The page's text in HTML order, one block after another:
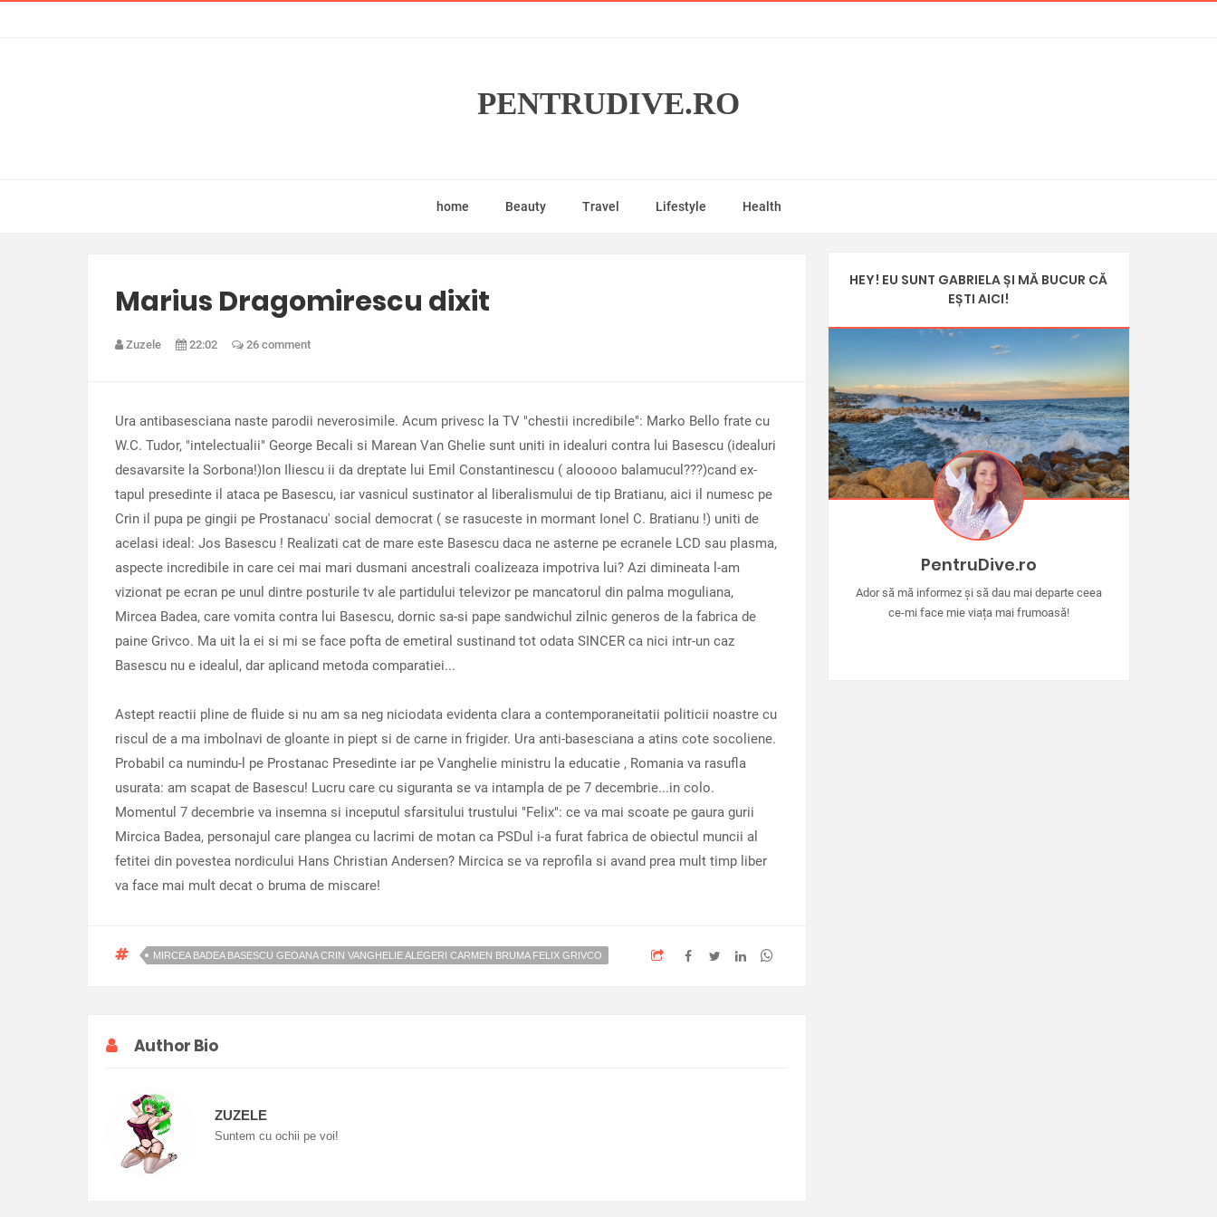
PENTRUDIVE.RO
home Beauty Travel Lifestyle Health
Marius Dragomirescu dixit
Zuzele 22:02 26 comment
Ura antibasesciana naste parodii neverosimile. Acum privesc la TV "chestii incredibile": Marko Bello frate cu
W.C. Tudor, "intelectualii" George Becali si Marean Van Ghelie sunt uniti in idealuri contra lui Basescu (idealuri
desavarsite la Sorbona!)Ion Iliescu ii da dreptate lui Emil Constantinescu ( alooooo balamucul???)cand ex-
tapul presedinte il ataca pe Basescu, iar vasnicul sustinator al liberalismului de tip Bratianu, aici il numesc pe
Crin il pupa pe gingii pe Prostanacu' social democrat ( se rasuceste in mormant Ionel C. Bratianu !) uniti de
acelasi ideal: Jos Basescu ! Realizati cat de mare este Basescu daca ne asterne pe ecranele LCD sau plasma,
aspecte incredibile in care cei mai mari dusmani ancestrali coalizeaza impotriva lui? Azi dimineata l-am
vizionat pe ecran pe unul dintre posturile tv ale partidului televizor pe mancatorul din palma moguliana,
Mircea Badea, care vomita contra lui Basescu, dornic sa-si pape sandwichul zilnic generos de la fabrica de
paine Grivco. Ma uit la ei si mi se face pofta de emetiral sustinand tot odata SINCER ca nici intr-un caz
Basescu nu e idealul, dar aplicand metoda comparatiei...
Astept reactii pline de fluide si nu am sa neg niciodata evidenta clara a contemporaneitatii politicii noastre cu
riscul de a ma imbolnavi de gloante in piept si de carne in frigider. Ura anti-basesciana a atins cote socoliene.
Probabil ca numindu-l pe Prostanac Presedinte iar pe Vanghelie ministru la educatie , Romania va rasufla
usurata: am scapat de Basescu! Lucru care cu siguranta se va intampla de pe 7 decembrie...in colo.
Momentul 7 decembrie va insemna si inceputul sfarsitului trustului "Felix": ce va mai scoate pe gaura gurii
Mircica Badea, personajul care plangea cu lacrimi de motan ca PSDul i-a furat fabrica de obiectul muncii al
fetitei din povestea nordicului Hans Christian Andersen? Mircica se va reprofila si avand prea mult timp liber
va face mai mult decat o bruma de miscare!
MIRCEA BADEA BASESCU GEOANA CRIN VANGHELIE ALEGERI CARMEN BRUMA FELIX GRIVCO
Author Bio
ZUZELE
Suntem cu ochii pe voi!
HEY! EU SUNT GABRIELA ȘI MĂ BUCUR CĂ
EȘTI AICI!
PentruDive.ro
Ador să mă informez și să dau mai departe ceea
ce-mi face mie viața mai frumoasă!